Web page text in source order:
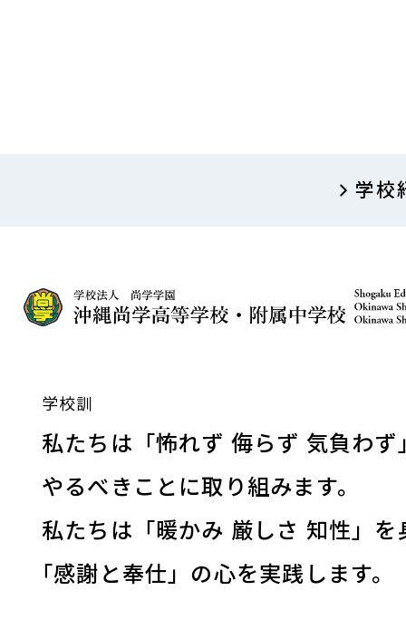
学校
学校訓
私たちは「怖れず 侮らず 気負わず
やるべきことに取り組みます。
私たちは「暖かみ 厳しさ 知性」を
「感謝と奉仕」の心を実践します。